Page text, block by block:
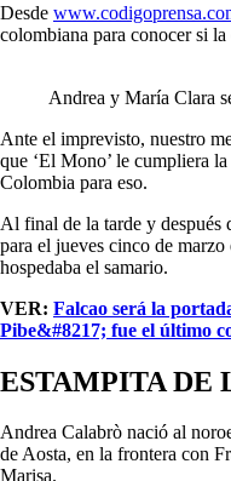
Desde
colombiana para conocer si
Andrea y María Clara
Ante el imprevisto, nuestro
que ‘El Mono’ le cumpliera
Colombia para eso.
Al final de la tarde y después
para el jueves cinco de
hospedaba el samario.
VER: Falcao será la
Pibe&#8217; fue el último
ESTAMPITA DE
Andrea Calabrò nació al
de Aosta, en la frontera con
Marisa.